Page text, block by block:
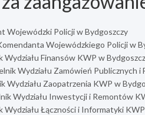
Wojewódzki Policji w Bydgoszczy
Wojewódzkiego Policji w
Wydziału Finansów KWP w
Wydziału Zamówień
Wydziału Zaopatrzenia KWP w
Wydziału Inwestycji i Remontów
Wydziału Łączności i Informatyki